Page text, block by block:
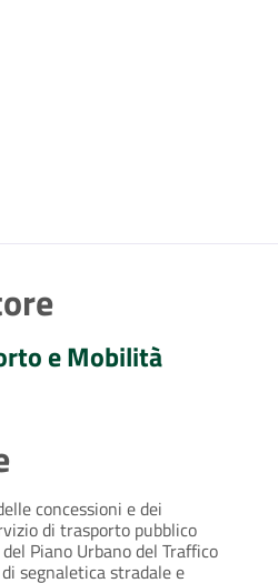
e Mobilità
concessioni e dei
di trasporto pubblico
Piano Urbano del Traffico
segnaletica stradale e